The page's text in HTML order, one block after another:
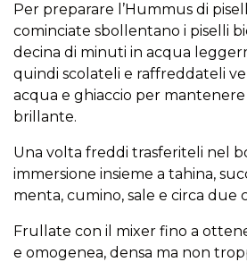
Per preparare l’Hummus di
cominciate sbollentano i piselli
decina di minuti in acqua
quindi scolateli e raffreddateli
acqua e ghiaccio per
brillante.
Una volta freddi trasferiteli nel
immersione insieme a tahina,
menta, cumino, sale e circa due
Frullate con il mixer fino a
e omogenea, densa ma non